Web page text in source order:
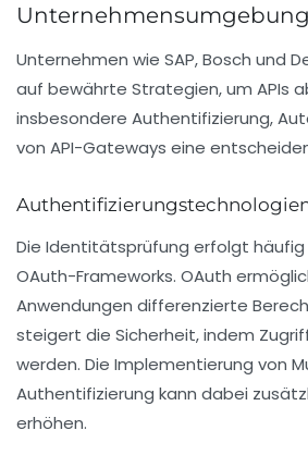
Unternehmen wie SAP, Bosch und
auf bewährte Strategien, um APIs
insbesondere Authentifizierung,
von API-Gateways eine
Die Identitätsprüfung erfolgt
OAuth-Frameworks. OAuth
Anwendungen differenzierte
steigert die Sicherheit, indem
werden. Die Implementierung von
Authentifizierung kann dabei
erhöhen.